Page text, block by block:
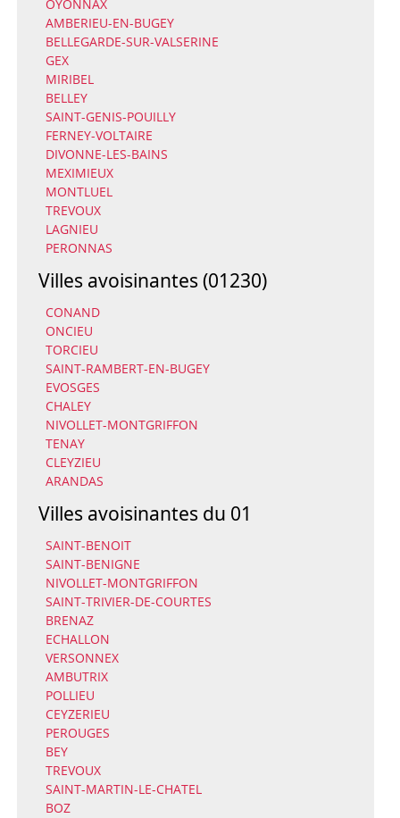
OYONNAX
AMBERIEU-EN-BUGEY
BELLEGARDE-SUR-VALSERINE
GEX
MIRIBEL
BELLEY
SAINT-GENIS-POUILLY
FERNEY-VOLTAIRE
DIVONNE-LES-BAINS
MEXIMIEUX
MONTLUEL
TREVOUX
LAGNIEU
PERONNAS
Villes avoisinantes (01230)
CONAND
ONCIEU
TORCIEU
SAINT-RAMBERT-EN-BUGEY
EVOSGES
CHALEY
NIVOLLET-MONTGRIFFON
TENAY
CLEYZIEU
ARANDAS
Villes avoisinantes du 01
SAINT-BENOIT
SAINT-BENIGNE
NIVOLLET-MONTGRIFFON
SAINT-TRIVIER-DE-COURTES
BRENAZ
ECHALLON
VERSONNEX
AMBUTRIX
POLLIEU
CEYZERIEU
PEROUGES
BEY
TREVOUX
SAINT-MARTIN-LE-CHATEL
BOZ